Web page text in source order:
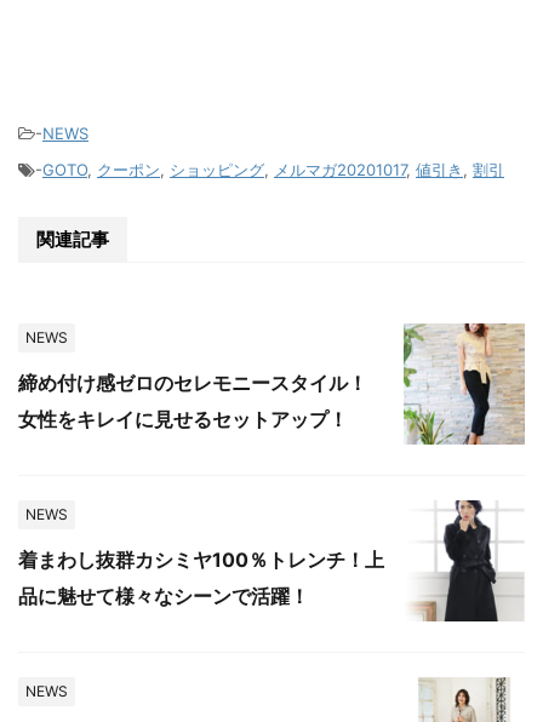
-NEWS
-GOTO, クーポン, ショッピング, メルマガ20201017, 値引き , 割引
関連記事
NEWS
締め付け感ゼロのセレモニースタイル！
女性をキレイに見せるセットアップ！
NEWS
着まわし抜群カシミヤ100％トレンチ！上
品に魅せて様々なシーンで活躍！
NEWS